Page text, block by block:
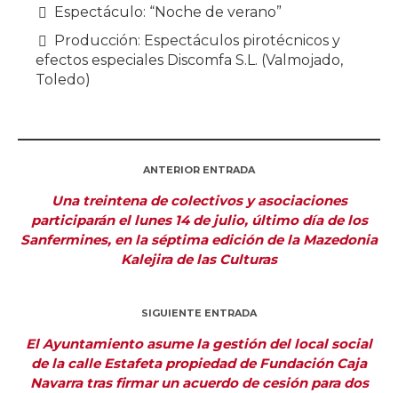
Espectáculo: “Noche de verano”
Producción: Espectáculos pirotécnicos y
efectos especiales Discomfa S.L. (Valmojado,
Toledo)
ANTERIOR ENTRADA
Una treintena de colectivos y asociaciones
participarán el lunes 14 de julio, último día de los
Sanfermines, en la séptima edición de la Mazedonia
Kalejira de las Culturas
SIGUIENTE ENTRADA
El Ayuntamiento asume la gestión del local social
de la calle Estafeta propiedad de Fundación Caja
Navarra tras firmar un acuerdo de cesión para dos